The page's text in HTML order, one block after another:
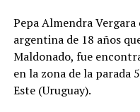
zona.
El ministro de
sobre la continuidad de
“nuevos eventos de
Pepa Almendra
argentina de 18 años
Maldonado, fue
en la zona de la parada
Este (Uruguay).